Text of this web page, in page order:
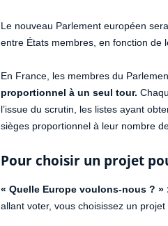
Le nouveau Parlement européen
entre États membres, en fonction de
En France, les membres du
proportionnel à un seul tour.
l’issue du scrutin, les listes ayant
sièges proportionnel à leur nombre
Pour choisir un projet
« Quelle Europe voulons-nous ?
allant voter, vous choisissez un